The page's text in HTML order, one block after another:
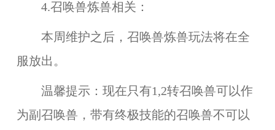
4.召唤兽炼兽相关：
本周维护之后，召唤兽炼兽玩法将在全
服放出。
温馨提示： 现在只有1,2转召唤兽可以作
为副召唤兽，带有终极技能的召唤兽不可以